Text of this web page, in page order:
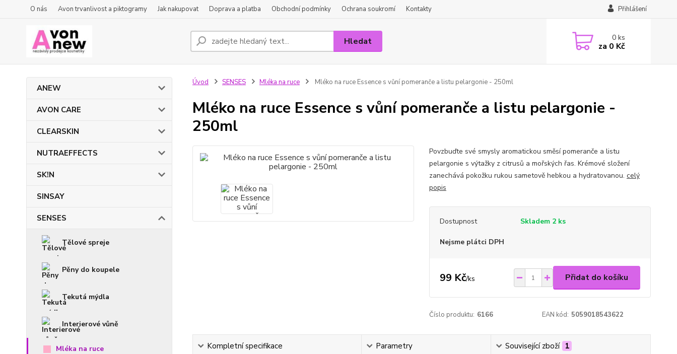
O nás Avon trvanlivost a piktogramy Jak nakupovat Doprava a platba Obchodní podmínky Ochrana soukromí Kontakty Přihlášení
Hledat 0ks
za 0 Kč
ANEW
AVON CARE
CLEARSKIN
NUTRAEFFECTS
SK!N
SINSAY
SENSES
Tělové spreje
Pěny do koupele
Tekutá mýdla
Interierové vůně
Mléka na ruce
Úvod SENSES Mléka na ruce Mléko na ruce Essence s vůní pomeranče a listu pelargonie - 250ml
Mléko na ruce Essence s vůní pomeranče a listu pelargonie -
250ml
Povzbuďte své smysly aromatickou směsí pomeranče a listu
pelargonie s výtažky z citrusů a mořských řas. Krémové složení
zanechává pokožku rukou sametově hebkou a hydratovanou. celý
popis
Dostupnost Skladem 2 ks
Nejsme plátci DPH
99 Kč/ks Přidat do košíku
Číslo produktu: 6166 EAN kód: 5059018543622
Kompletní specifikace Parametry Související zboží 1